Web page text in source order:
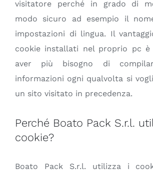
visitatore perché in grado di
modo sicuro ad esempio il
impostazioni di lingua. Il
cookie installati nel proprio pc
aver più bisogno di
informazioni ogni qualvolta si
un sito visitato in precedenza.
Perché Boato Pack S.r.l.
cookie?
Boato Pack S.r.l. utilizza i